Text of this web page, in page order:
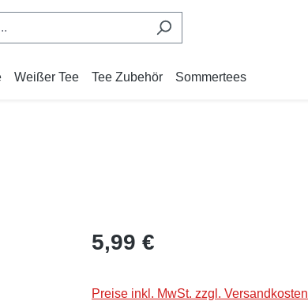
Weißer Tee Tee Zubehör Sommertees
Regulärer Preis:
5,99 €
Preise inkl. MwSt. zzgl. Versandkosten